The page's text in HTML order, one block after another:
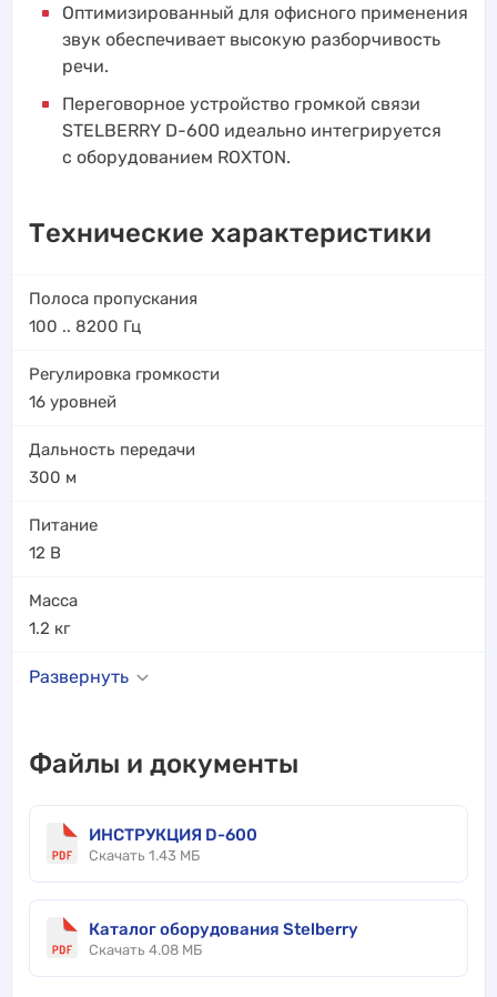
Оптимизированный для офисного применения
звук обеспечивает высокую разборчивость
речи.
Переговорное устройство громкой связи
STELBERRY D-600 идеально интегрируется
с оборудованием ROXTON.
Технические характеристики
Полоса пропускания
100 .. 8200 Гц
Регулировка громкости
16 уровней
Дальность передачи
300 м
Питание
12 В
Масса
1.2 кг
Развернуть
Файлы и документы
ИНСТРУКЦИЯ D-600
Скачать 1.43 МБ
Каталог оборудования Stelberry
Скачать 4.08 МБ